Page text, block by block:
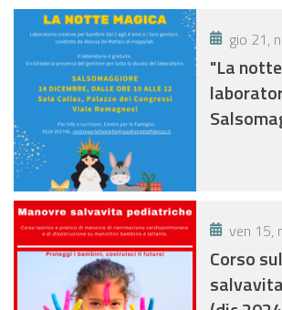
gio 21,
"La
ven 15,
Corso